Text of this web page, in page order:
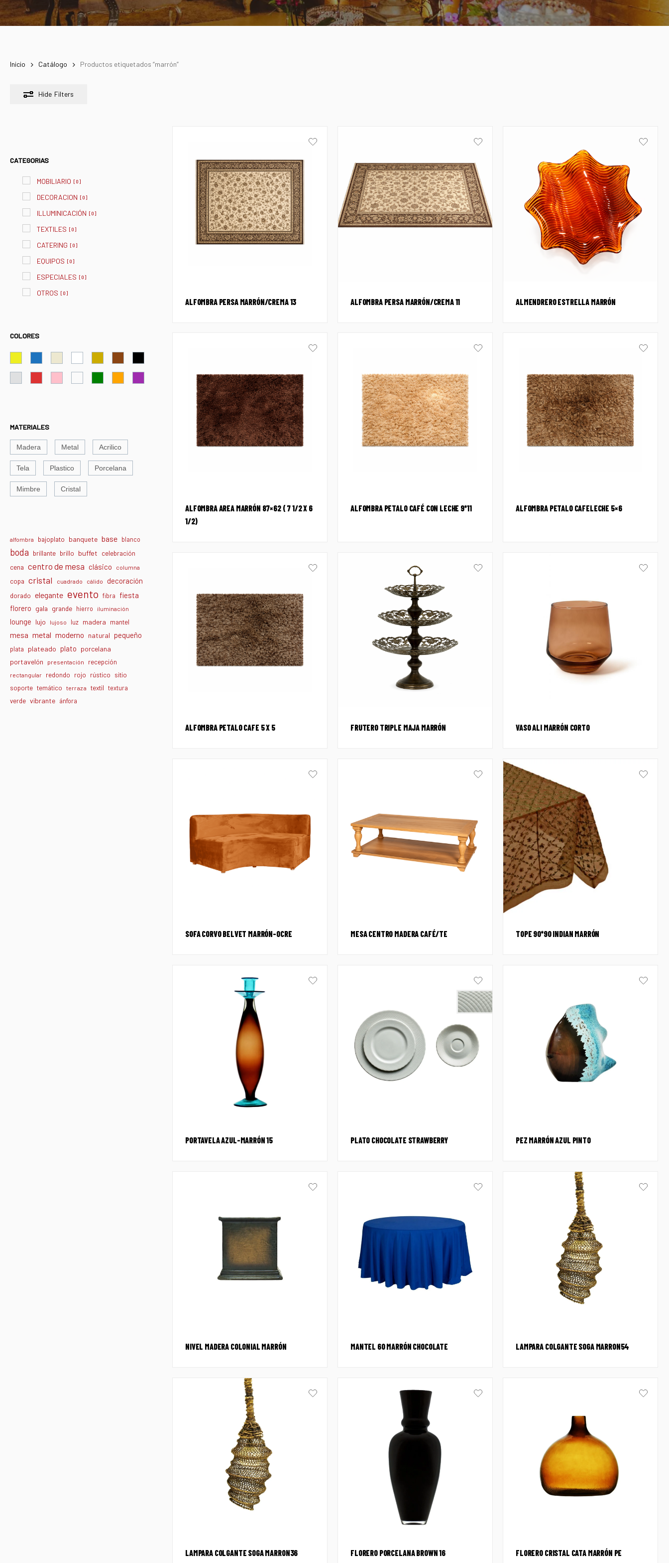
Inicio Catálogo Productos etiquetados “marrón”
Hide Filters
CATEGORIAS
MOBILIARIO [0]
DECORACION [0]
ILLUMINICACIÓN [0]
TEXTILES [0]
CATERING [0]
EQUIPOS [0]
ESPECIALES [0]
OTROS [0]
COLORES
MATERIALES
Madera Metal Acrilico
Tela Plastico Porcelana
Mimbre Cristal
alfombra bajoplato banquete base blanco
boda brillante brillo buffet celebración
cena centro de mesa clásico columna
copa cristal cuadrado cálido decoración
dorado elegante evento fibra fiesta
florero gala grande hierro iluminación
lounge lujo lujoso luz madera mantel
mesa metal moderno natural pequeño
plata plateado plato porcelana
portavelón
presentación recepción
rectangular redondo rojo rústico
sitio
soporte temático terraza textil textura
verde vibrante ánfora
ALFOMBRA PERSA MARRÓN/CREMA 13 ALFOMBRA PERSA MARRÓN/CREMA 11 ALMENDRERO ESTRELLA MARRÓN
ALFOMBRA AREA MARRÓN 87×62 ( 7 1/2 X 6
1/2)
ALFOMBRA PETALO CAFÉ CON LECHE 9*11 ALFOMBRA PETALO CAFELECHE 5×6
ALFOMBRA PETALO CAFE 5 X 5 FRUTERO TRIPLE MAJA MARRÓN VASO ALI MARRÓN CORTO
SOFA CORVO BELVET MARRÓN-OCRE MESA CENTRO MADERA CAFÉ/TE TOPE 90*90 INDIAN MARRÓN
PORTAVELA AZUL-MARRÓN 15 PLATO CHOCOLATE STRAWBERRY PEZ MARRÓN AZUL PINTO
NIVEL MADERA COLONIAL MARRÓN MANTEL 60 MARRÓN CHOCOLATE LAMPARA COLGANTE SOGA MARRON54
LAMPARA COLGANTE SOGA MARRON36 FLORERO PORCELANA BROWN 16 FLORERO CRISTAL CATA MARRÓN PE